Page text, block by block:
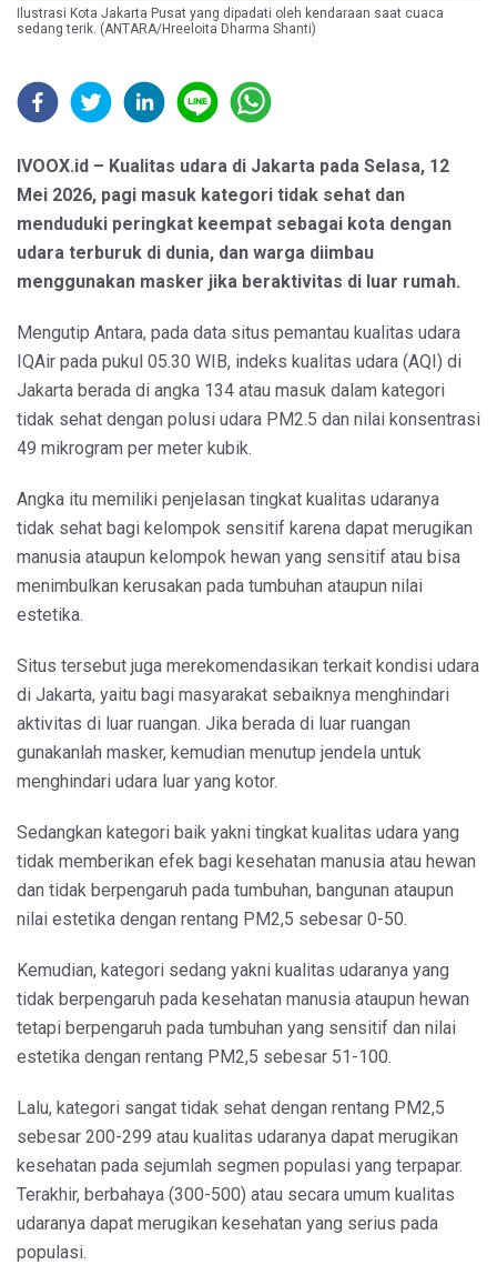
Ilustrasi Kota Jakarta Pusat yang dipadati oleh kendaraan saat cuaca
sedang terik. (ANTARA/Hreeloita Dharma Shanti)
IVOOX.id – Kualitas udara di Jakarta pada Selasa, 12
Mei 2026, pagi masuk kategori tidak sehat dan
menduduki peringkat keempat sebagai kota dengan
udara terburuk di dunia, dan warga diimbau
menggunakan masker jika beraktivitas di luar rumah.
Mengutip Antara, pada data situs pemantau kualitas udara
IQAir pada pukul 05.30 WIB, indeks kualitas udara (AQI) di
Jakarta berada di angka 134 atau masuk dalam kategori
tidak sehat dengan polusi udara PM2.5 dan nilai konsentrasi
49 mikrogram per meter kubik.
Angka itu memiliki penjelasan tingkat kualitas udaranya
tidak sehat bagi kelompok sensitif karena dapat merugikan
manusia ataupun kelompok hewan yang sensitif atau bisa
menimbulkan kerusakan pada tumbuhan ataupun nilai
estetika.
Situs tersebut juga merekomendasikan terkait kondisi udara
di Jakarta, yaitu bagi masyarakat sebaiknya menghindari
aktivitas di luar ruangan. Jika berada di luar ruangan
gunakanlah masker, kemudian menutup jendela untuk
menghindari udara luar yang kotor.
Sedangkan kategori baik yakni tingkat kualitas udara yang
tidak memberikan efek bagi kesehatan manusia atau hewan
dan tidak berpengaruh pada tumbuhan, bangunan ataupun
nilai estetika dengan rentang PM2,5 sebesar 0-50.
Kemudian, kategori sedang yakni kualitas udaranya yang
tidak berpengaruh pada kesehatan manusia ataupun hewan
tetapi berpengaruh pada tumbuhan yang sensitif dan nilai
estetika dengan rentang PM2,5 sebesar 51-100.
Lalu, kategori sangat tidak sehat dengan rentang PM2,5
sebesar 200-299 atau kualitas udaranya dapat merugikan
kesehatan pada sejumlah segmen populasi yang terpapar.
Terakhir, berbahaya (300-500) atau secara umum kualitas
udaranya dapat merugikan kesehatan yang serius pada
populasi.